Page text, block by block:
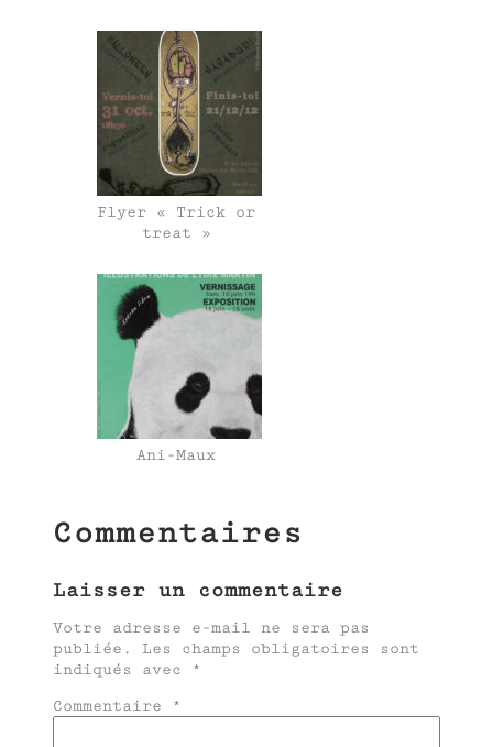
Flyer « Trick or
treat »
Ani-Maux
Commentaires
Laisser un commentaire
Votre adresse e-mail ne sera pas
publiée.
Les champs obligatoires sont
indiqués avec
*
Commentaire
*